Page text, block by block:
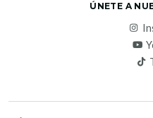
ÚNETE A